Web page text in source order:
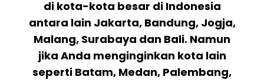
di kota-kota besar di Indonesia
antara lain Jakarta, Bandung, Jogja,
Malang, Surabaya dan Bali. Namun
jika Anda menginginkan kota lain
seperti Batam, Medan, Palembang,